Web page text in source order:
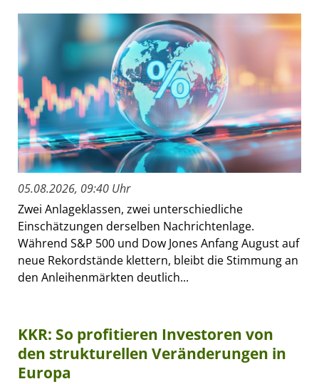
05.08.2026, 09:40 Uhr
Zwei Anlageklassen, zwei unterschiedliche
Einschätzungen derselben Nachrichtenlage.
Während S&P 500 und Dow Jones Anfang August auf
neue Rekordstände klettern, bleibt die Stimmung an
den Anleihenmärkten deutlich...
KKR: So profitieren Investoren von
den strukturellen Veränderungen in
Europa